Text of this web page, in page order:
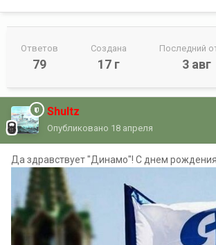
Ответов
79
Создана
17 г
Последний
3 авг
Shultz
Опубликовано 18 апреля
Да здравствует "Динамо"! С днем